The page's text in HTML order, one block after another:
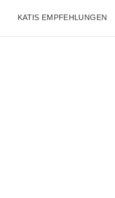
KATIS EMPFEHLUNGEN